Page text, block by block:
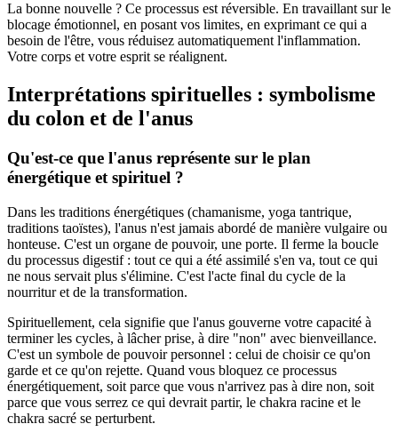
La bonne nouvelle ? Ce processus est réversible. En travaillant sur le
blocage émotionnel, en posant vos limites, en exprimant ce qui a
besoin de l'être, vous réduisez automatiquement l'inflammation.
Votre corps et votre esprit se réalignent.
Interprétations spirituelles : symbolisme
du colon et de l'anus
Qu'est-ce que l'anus représente sur le plan
énergétique et spirituel ?
Dans les traditions énergétiques (chamanisme, yoga tantrique,
traditions taoïstes), l'anus n'est jamais abordé de manière vulgaire ou
honteuse. C'est un organe de pouvoir, une porte. Il ferme la boucle
du processus digestif : tout ce qui a été assimilé s'en va, tout ce qui
ne nous servait plus s'élimine. C'est l'acte final du cycle de la
nourritur et de la transformation.
Spirituellement, cela signifie que l'anus gouverne votre capacité à
terminer les cycles, à lâcher prise, à dire "non" avec bienveillance.
C'est un symbole de pouvoir personnel : celui de choisir ce qu'on
garde et ce qu'on rejette. Quand vous bloquez ce processus
énergétiquement, soit parce que vous n'arrivez pas à dire non, soit
parce que vous serrez ce qui devrait partir, le chakra racine et le
chakra sacré se perturbent.